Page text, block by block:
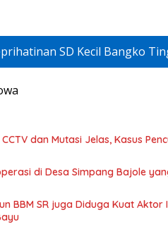
SD Kecil Bangko
dan Mutasi Jelas, Kasus
di Desa Simpang Bajole
BBM SR juga Diduga Kuat